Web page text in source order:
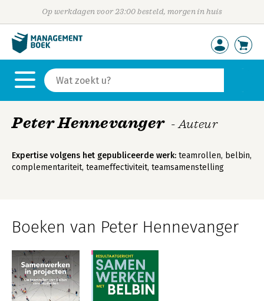
Op werkdagen voor 23:00 besteld, morgen in huis
Peter Hennevanger - Auteur
Expertise volgens het gepubliceerde werk: teamrollen, belbin,
complementariteit, teameffectiviteit, teamsamenstelling
Boeken van Peter Hennevanger